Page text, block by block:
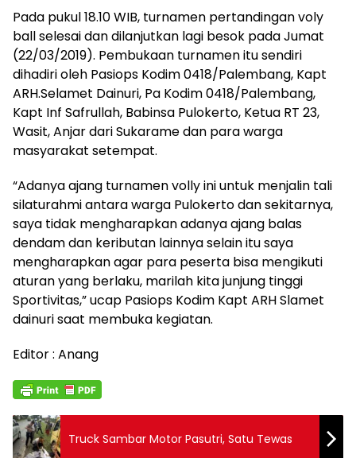
Pada pukul 18.10 WIB, turnamen pertandingan voly
ball selesai dan dilanjutkan lagi besok pada Jumat
(22/03/2019). Pembukaan turnamen itu sendiri
dihadiri oleh Pasiops Kodim 0418/Palembang, Kapt
ARH.Selamet Dainuri, Pa Kodim 0418/Palembang,
Kapt Inf Safrullah, Babinsa Pulokerto, Ketua RT 23,
Wasit, Anjar dari Sukarame dan para warga
masyarakat setempat.
“Adanya ajang turnamen volly ini untuk menjalin tali
silaturahmi antara warga Pulokerto dan sekitarnya,
saya tidak mengharapkan adanya ajang balas
dendam dan keributan lainnya selain itu saya
mengharapkan agar para peserta bisa mengikuti
aturan yang berlaku, marilah kita junjung tinggi
Sportivitas,” ucap Pasiops Kodim Kapt ARH Slamet
dainuri saat membuka kegiatan.
Editor : Anang
Truck Sambar Motor Pasutri, Satu Tewas